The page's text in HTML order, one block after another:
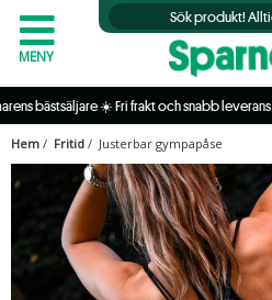
bästsäljare ☀️ Fri frakt och snabb leverans
Hem / Fritid / Justerbar gympapåse
MENY